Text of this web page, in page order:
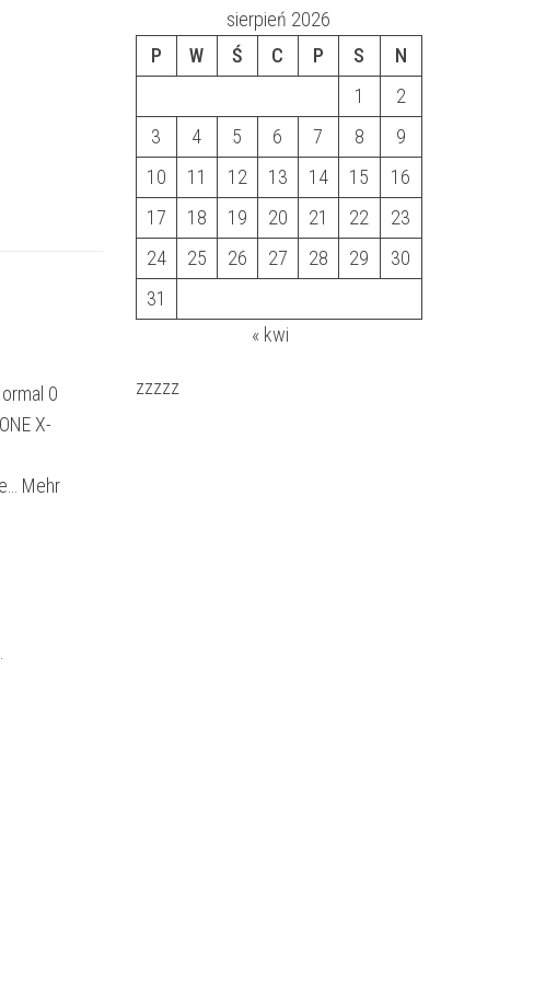
0
X-
Mehr
sierpień 2026
P
W Ś C P S
N
1
2
3
4 5 6 7 8
9
10
11 12 13 14 15
16
17
18 19 20 21 22
23
24
25 26 27 28 29
30
31
« kwi
zzzzz